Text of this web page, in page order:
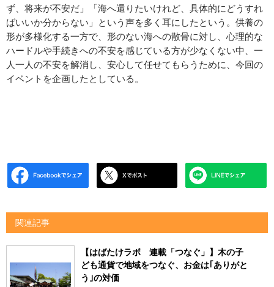
ず、将来が不安だ」「海へ還りたいけれど、具体的にどうすれ
ばいいか分からない」という声を多く耳にしたという。供養の
形が多様化する一方で、形のない海への散骨に対し、心理的な
ハードルや手続きへの不安を感じている方が少なくない中、一
人一人の不安を解消し、安心して任せてもらうために、今回の
イベントを企画したとしている。
関連記事
【はばたけラボ 連載「つなぐ」】木の子
ども通貨で地域をつなぐ、お金は｢ありがと
う｣の対価